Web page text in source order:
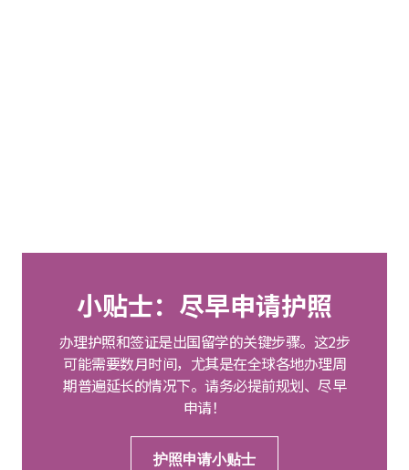
小贴士：尽早申请护照
办理护照和签证是出国留学的关键步骤。这2步
可能需要数月时间，尤其是在全球各地办理周
期普遍延长的情况下。请务必提前规划、尽早
申请！
护照申请小贴士